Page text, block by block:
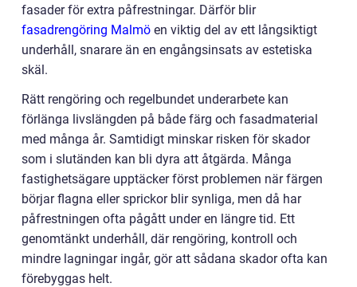
fasader för extra påfrestningar. Därför blir
fasadrengöring Malmö en viktig del av ett långsiktigt
underhåll, snarare än en engångsinsats av estetiska
skäl.
Rätt rengöring och regelbundet underarbete kan
förlänga livslängden på både färg och fasadmaterial
med många år. Samtidigt minskar risken för skador
som i slutänden kan bli dyra att åtgärda. Många
fastighetsägare upptäcker först problemen när färgen
börjar flagna eller sprickor blir synliga, men då har
påfrestningen ofta pågått under en längre tid. Ett
genomtänkt underhåll, där rengöring, kontroll och
mindre lagningar ingår, gör att sådana skador ofta kan
förebyggas helt.